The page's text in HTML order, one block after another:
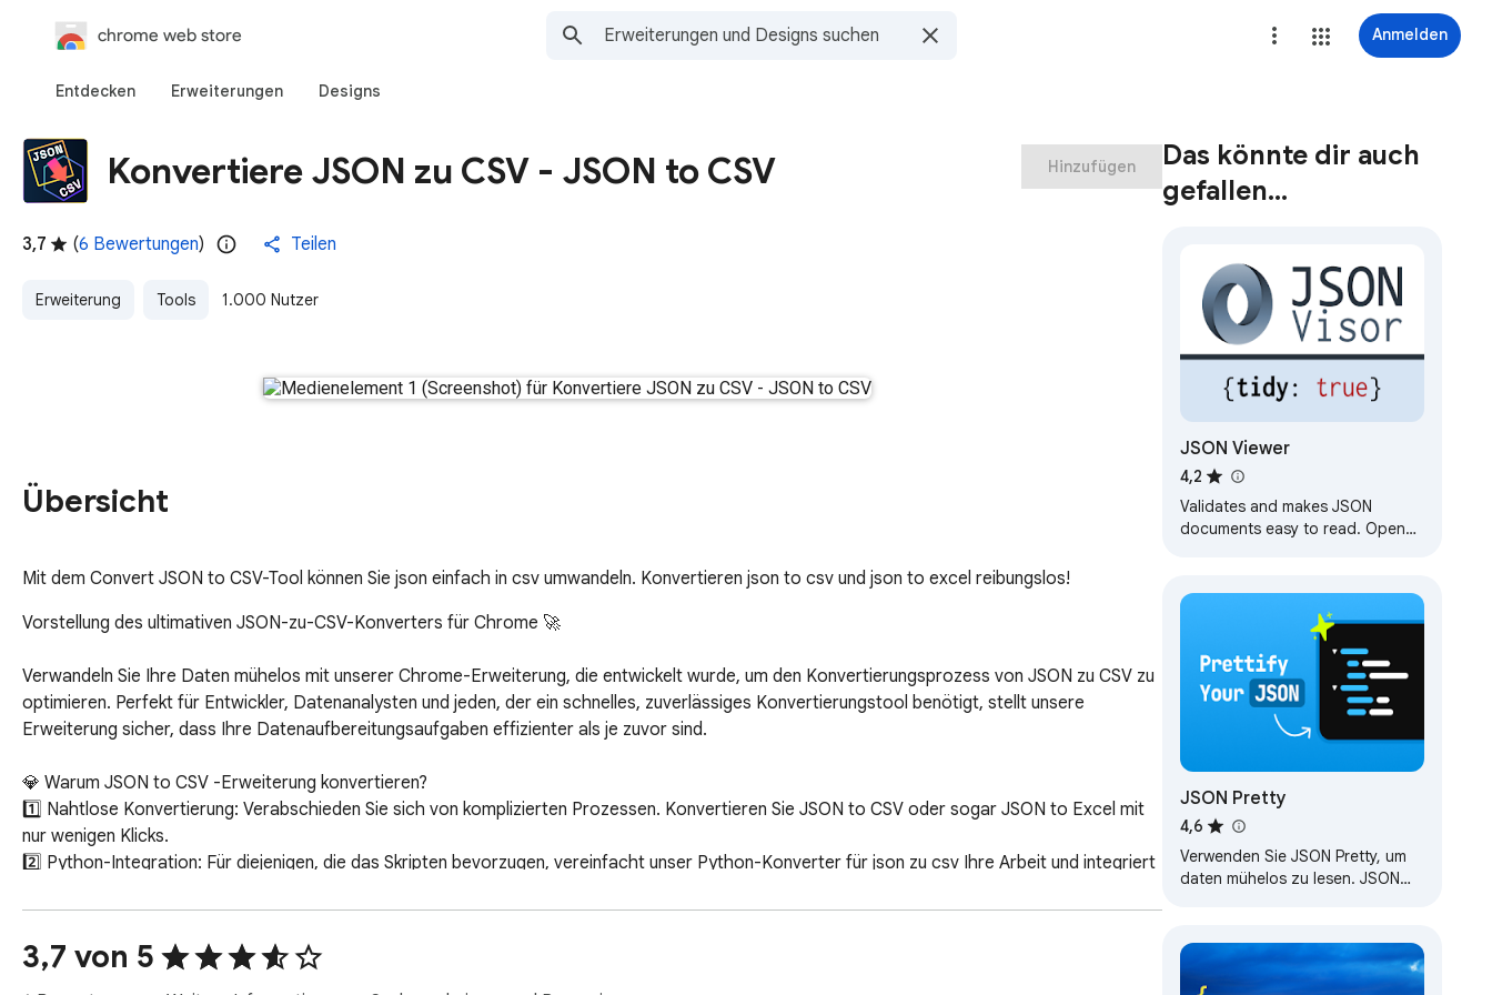
chrome web store Anmelden
Entdecken Erweiterungen Designs
Konvertiere JSON zu CSV - JSON to CSV
3,7 (6 Bewertungen) Teilen
Erweiterung Tools 1.000 Nutzer
Hinzufügen
Übersicht
Mit dem Convert JSON to CSV-Tool können Sie json einfach in csv umwandeln. Konvertieren json to csv und json to excel reibungslos!
Vorstellung des ultimativen JSON-zu-CSV-Konverters für Chrome 🚀
Verwandeln Sie Ihre Daten mühelos mit unserer Chrome-Erweiterung, die entwickelt wurde, um den Konvertierungsprozess von JSON zu CSV zu
optimieren. Perfekt für Entwickler, Datenanalysten und jeden, der ein schnelles, zuverlässiges Konvertierungstool benötigt, stellt unsere
Erweiterung sicher, dass Ihre Datenaufbereitungsaufgaben effizienter als je zuvor sind.
💎 Warum JSON to CSV -Erweiterung konvertieren?
1️⃣ Nahtlose Konvertierung: Verabschieden Sie sich von komplizierten Prozessen. Konvertieren Sie JSON to CSV oder sogar JSON to Excel mit
nur wenigen Klicks.
2️⃣ Python-Integration: Für diejenigen, die das Skripten bevorzugen, vereinfacht unser Python-Konverter für json zu csv Ihre Arbeit und integriert
3️⃣ Online-Zugänglichkeit: Müssen Sie unterwegs konvertieren? Unsere Converter json online-Funktionalität unterstützt Sie dabei.
🥇 Hauptfunktionen umfassen:
3,7 von 5
Das könnte dir auch
gefallen…
JSON Viewer
4,2
Validates and makes JSON
documents easy to read. Open
JSON Pretty
4,6
Verwenden Sie JSON Pretty, um
daten mühelos zu lesen. JSON